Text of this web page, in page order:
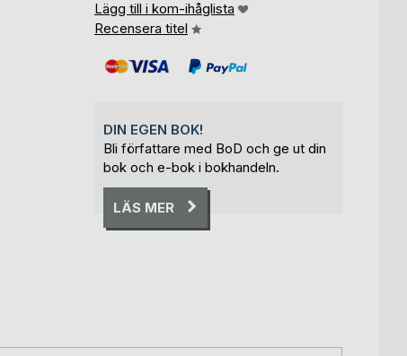
Lägg till i kom-ihåglista
Recensera titel
DIN EGEN BOK!
Bli författare med BoD och ge ut din
bok och e-bok i bokhandeln.
LÄS MER